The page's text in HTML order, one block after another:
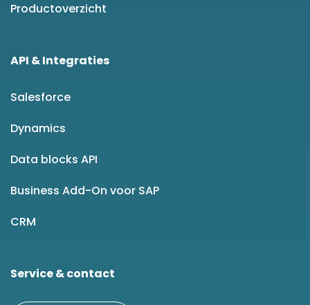
Productoverzicht
API & Integraties
Salesforce
Dynamics
Data blocks API
Business Add-On voor SAP
CRM
Service & contact